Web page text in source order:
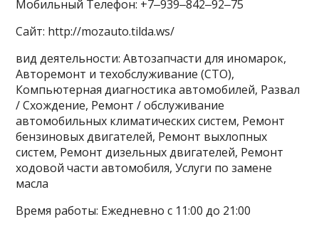
Мобильный Телефон: +7‒939‒842‒92‒75
Сайт: http://mozauto.tilda.ws/
вид деятельности: Автозапчасти для иномарок,
Авторемонт и техобслуживание (СТО),
Компьютерная диагностика автомобилей, Развал
/ Схождение, Ремонт / обслуживание
автомобильных климатических систем, Ремонт
бензиновых двигателей, Ремонт выхлопных
систем, Ремонт дизельных двигателей, Ремонт
ходовой части автомобиля, Услуги по замене
масла
Время работы: Ежедневно с 11:00 до 21:00